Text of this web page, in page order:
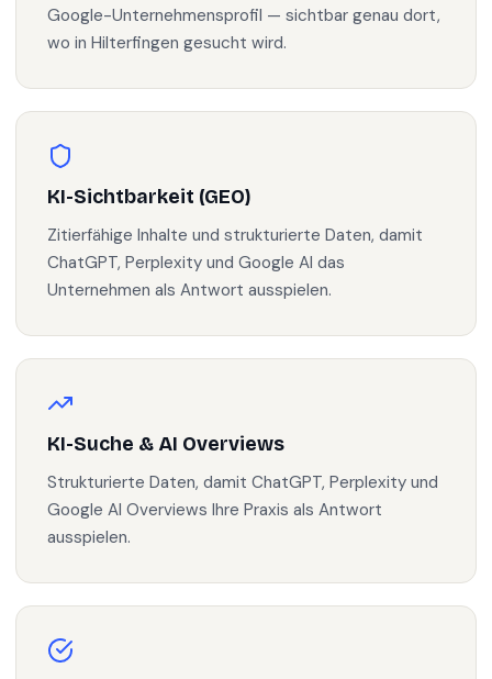
Google-Unternehmensprofil — sichtbar genau dort,
wo in Hilterfingen gesucht wird.
KI-Sichtbarkeit (GEO)
Zitierfähige Inhalte und strukturierte Daten, damit
ChatGPT, Perplexity und Google AI das
Unternehmen als Antwort ausspielen.
KI-Suche & AI Overviews
Strukturierte Daten, damit ChatGPT, Perplexity und
Google AI Overviews Ihre Praxis als Antwort
ausspielen.